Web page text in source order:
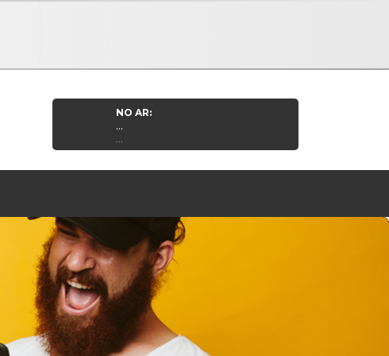
NO AR:
...